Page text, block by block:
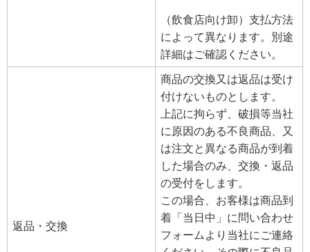
（飲食店向け卸）支払方法
によって異なります。別途
詳細はご確認ください。
返品・交換
商品の交換又は返品は受け
付けないものとします。
上記に拘らず、破損等当社
に原因のある不良商品、又
は注文と異なる商品が到着
した場合のみ、交換・返品
の受付をします。
この場合、お客様は商品到
着「当日中」に問い合わせ
フォームより当社にご連絡